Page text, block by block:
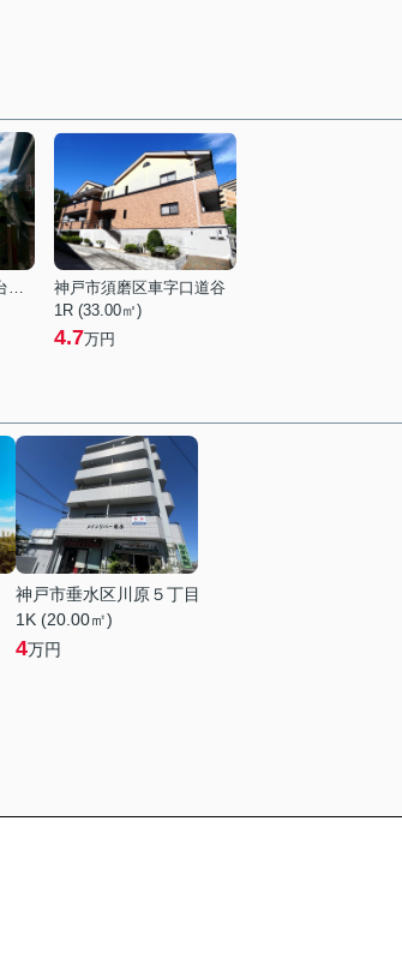
神戸市須磨区東白川台４丁目
神戸市須磨区車字口道谷
1R (33.00㎡)
4.7万円
神戸市垂水区川原５丁目
1K (20.00㎡)
4万円